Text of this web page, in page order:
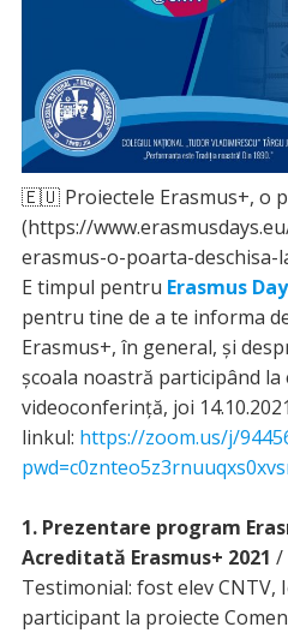
🇪🇺 Proiectele Erasmus+, o
(https://
erasmus-o-poarta-deschisa-
E timpul pentru Erasmus
pentru tine de a te informa
Erasmus+, în general, și
școala noastră participând la
videoconferință, joi
linkul: https://zoom.us/j/
1. Prezentare program
Acreditată Erasmus+ 2021 /
Testimonial: fost elev CNTV,
participant la proiecte